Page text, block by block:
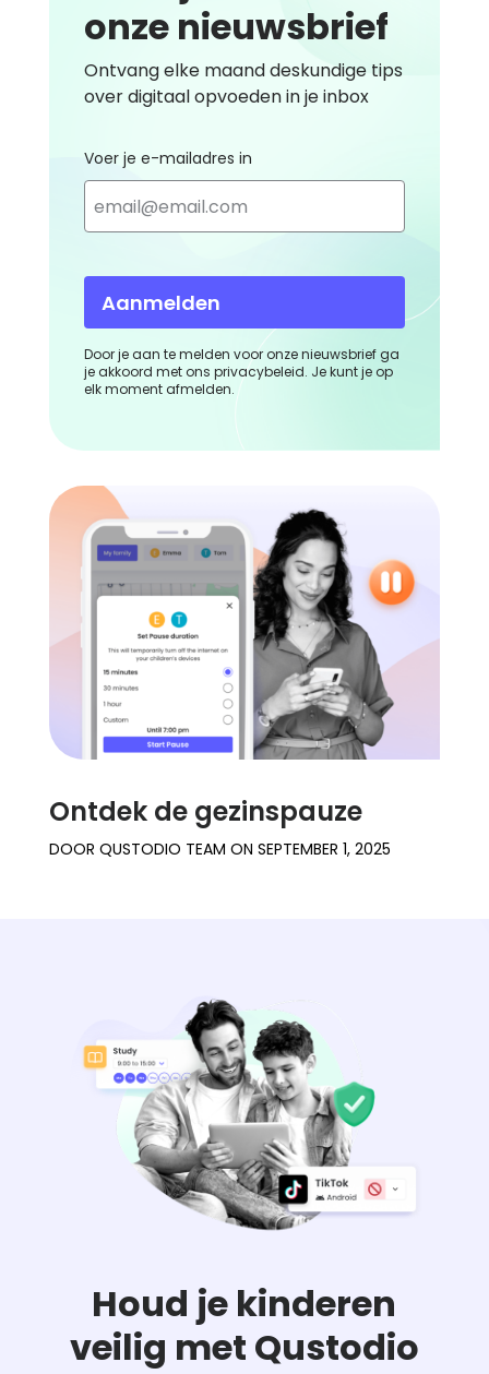
onze nieuwsbrief
Ontvang elke maand deskundige tips
over digitaal opvoeden in je inbox
Voer je e-mailadres in
Aanmelden
Door je aan te melden voor onze nieuwsbrief ga
je akkoord met ons privacybeleid. Je kunt je op
elk moment afmelden.
Ontdek de gezinspauze
DOOR QUSTODIO TEAM ON SEPTEMBER 1, 2025
Houd je kinderen
veilig met Qustodio